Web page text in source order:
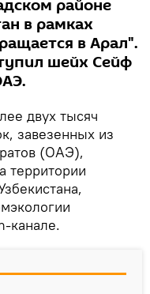
районе
в рамках
в Арал".
шейх Сейф
двух тысяч
завезенных из
(ОАЭ),
территории
канале.